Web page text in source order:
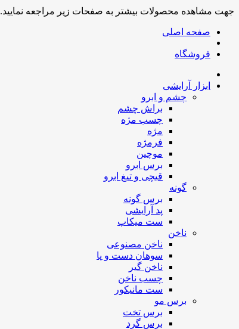
جهت مشاهده محصولات بیشتر به صفحات زیر مراجعه نمایید.
صفحه اصلی
فروشگاه
ابزار آرایشی
چشم و ابرو
براش چشم
چسب مژه
مژه
فرمژه
موچین
برس ابرو
قیچی و تیغ ابرو
گونه
برس گونه
پد آرایشی
ست میکاپ
ناخن
ناخن مصنوعی
سوهان دست و پا
ناخن گیر
چسب ناخن
ست مانیکور
برس مو
برس تخت
برس گرد